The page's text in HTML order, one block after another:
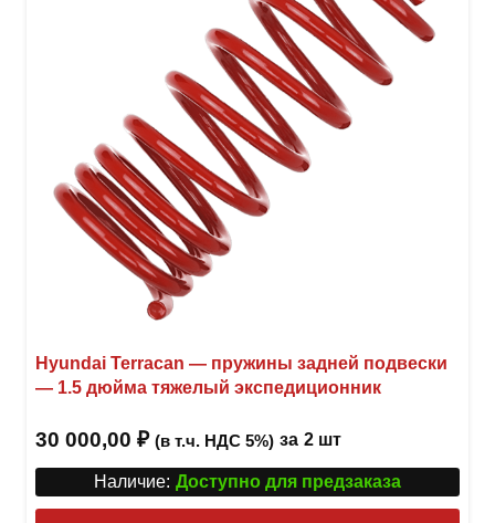
Hyundai Terracan — пружины задней подвески
— 1.5 дюйма тяжелый экспедиционник
30 000,00 ₽ (в т.ч. НДС 5%) за 2 шт
Наличие: Доступно для предзаказа